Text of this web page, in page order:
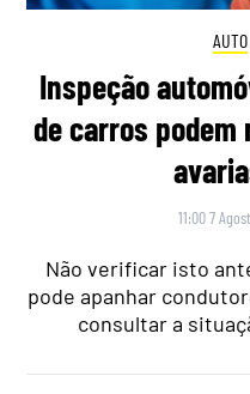
AUTO
Inspeção
de carros podem
11:00 7
Não verificar isto
pode apanhar
consultar a